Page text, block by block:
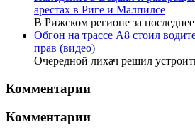
арестах в Риге и Малпилсе
В Рижском регионе за
Обгон на трассе А8 стоил
прав (видео)
Очередной лихач решил
Комментарии
Комментарии